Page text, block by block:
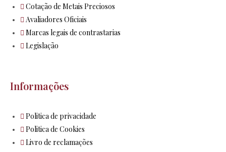
Cotação de Metais Preciosos
Avaliadores Oficiais
Marcas legais de contrastarias
Legislação
Informações
Politica de privacidade
Politica de Cookies
Livro de reclamações